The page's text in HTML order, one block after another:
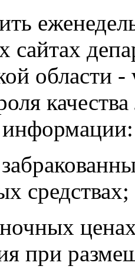
средствах;
при